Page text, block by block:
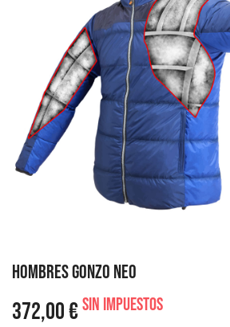
HOMBRES GONZO NEO
372,00 €Sin impuestos